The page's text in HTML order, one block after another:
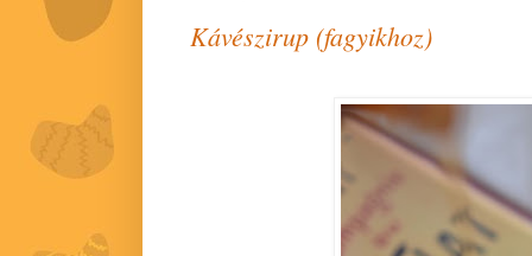
Kávészirup (fagyikhoz)